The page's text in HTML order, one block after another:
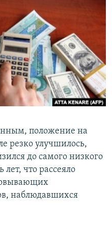
положение на
резко улучшилось,
до самого низкого
лет, что рассеяло
наблюдавшихся